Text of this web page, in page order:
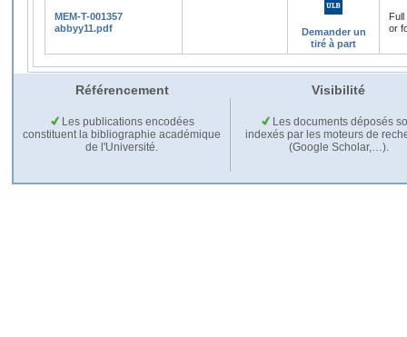
MEM-T-001357
abbyy11.pdf
Demander un
tiré à part
or
Référencement Visibilité
Les publications encodées
constituent la bibliographie académique
de l'Université.
Les documents déposés
indexés par les moteurs de
(Google Scholar,…).